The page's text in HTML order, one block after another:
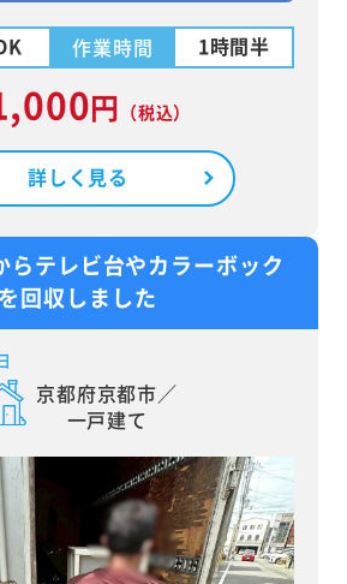
作業時間 1時間半
円 （税込）
詳しく見る
らテレビ台やカラーボック
回収しました
京都府京都市／
一戸建て